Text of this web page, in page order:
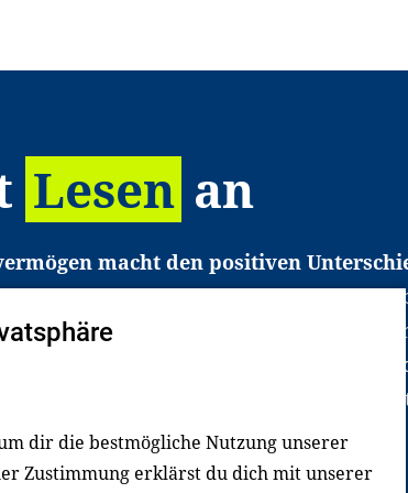
Lesen an
macht den positiven
und einem erfolgreichen
aber große Schwierigkeiten dabei.
an Erzieher*innen, Lehrer*innen
wir eng mit Ministerien,
anderen Stiftungen zusammen.
dir die bestmögliche Nutzung unserer
Zustimmung erklärst du dich mit unserer